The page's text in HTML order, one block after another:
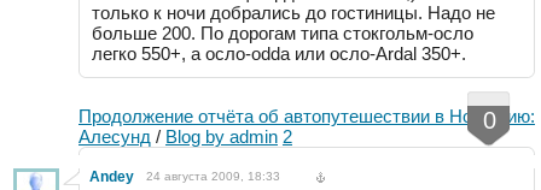
только к ночи добрались до гостиницы. Надо не
больше 200. По дорогам типа стокгольм-осло
легко 550+, а осло-odda или осло-Ardal 350+.
Продолжение отчёта об автопутешествии в Норвегию:
Алесунд / Blog by admin 2
0
Andey 24 августа 2009, 18:33